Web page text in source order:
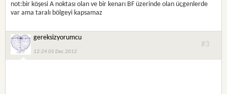
not:bir köşesi A noktası olan ve bir kenarı BF üzerinde olan üçgenlerde
var ama taralı bölgeyi kapsamaz
gereksizyorumcu
12:24 05 Dec 2012
#3